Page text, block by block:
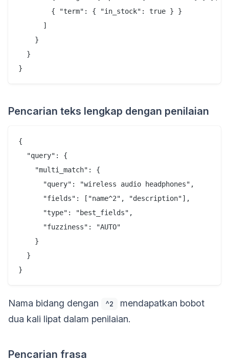
        { "term": { "in_stock": true } }
      ]
    }
  }
Pencarian teks lengkap dengan penilaian
{
  "query": {
    "multi_match": {
      "query": "wireless audio headphones",
      "fields": ["name^2", "description"],
      "type": "best_fields",
      "fuzziness": "AUTO"
    }
  }
Nama bidang dengan ^2
mendapatkan bobot
dua kali lipat dalam penilaian.
Pencarian frasa